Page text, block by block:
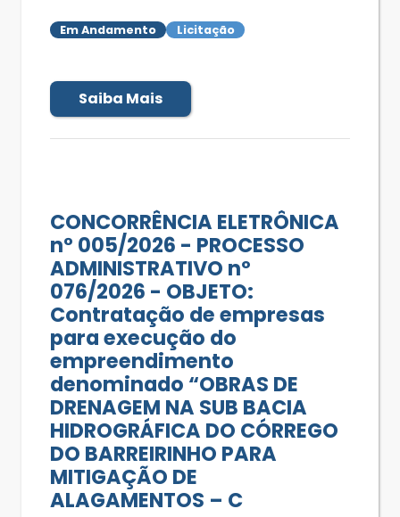
Em Andamento Licitação
Saiba Mais
CONCORRÊNCIA ELETRÔNICA
n° 005/2026 - PROCESSO
ADMINISTRATIVO nº
076/2026 - OBJETO:
Contratação de empresas
para execução do
empreendimento
denominado “OBRAS DE
DRENAGEM NA SUB BACIA
HIDROGRÁFICA DO CÓRREGO
DO BARREIRINHO PARA
MITIGAÇÃO DE
ALAGAMENTOS – C